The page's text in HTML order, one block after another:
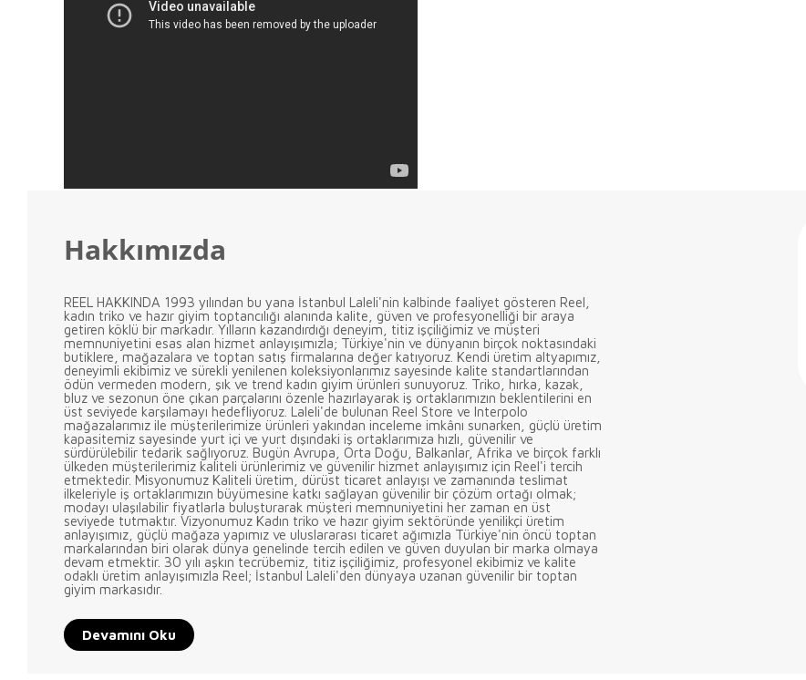
Hakkımızda
REEL HAKKINDA 1993 yılından bu yana İstanbul Laleli'nin kalbinde faaliyet gösteren Reel,
kadın triko ve hazır giyim toptancılığı alanında kalite, güven ve profesyonelliği bir araya
getiren köklü bir markadır. Yılların kazandırdığı deneyim, titiz işçiliğimiz ve müşteri
memnuniyetini esas alan hizmet anlayışımızla; Türkiye'nin ve dünyanın birçok noktasındaki
butiklere, mağazalara ve toptan satış firmalarına değer katıyoruz. Kendi üretim altyapımız,
deneyimli ekibimiz ve sürekli yenilenen koleksiyonlarımız sayesinde kalite standartlarından
ödün vermeden modern, şık ve trend kadın giyim ürünleri sunuyoruz. Triko, hırka, kazak,
bluz ve sezonun öne çıkan parçalarını özenle hazırlayarak iş ortaklarımızın beklentilerini en
üst seviyede karşılamayı hedefliyoruz. Laleli'de bulunan Reel Store ve Interpolo
mağazalarımız ile müşterilerimize ürünleri yakından inceleme imkânı sunarken, güçlü üretim
kapasitemiz sayesinde yurt içi ve yurt dışındaki iş ortaklarımıza hızlı, güvenilir ve
sürdürülebilir tedarik sağlıyoruz. Bugün Avrupa, Orta Doğu, Balkanlar, Afrika ve birçok farklı
ülkeden müşterilerimiz kaliteli ürünlerimiz ve güvenilir hizmet anlayışımız için Reel'i tercih
etmektedir. Misyonumuz Kaliteli üretim, dürüst ticaret anlayışı ve zamanında teslimat
ilkeleriyle iş ortaklarımızın büyümesine katkı sağlayan güvenilir bir çözüm ortağı olmak;
modayı ulaşılabilir fiyatlarla buluşturarak müşteri memnuniyetini her zaman en üst
seviyede tutmaktır. Vizyonumuz Kadın triko ve hazır giyim sektöründe yenilikçi üretim
anlayışımız, güçlü mağaza yapımız ve uluslararası ticaret ağımızla Türkiye'nin öncü toptan
markalarından biri olarak dünya genelinde tercih edilen ve güven duyulan bir marka olmaya
devam etmektir. 30 yılı aşkın tecrübemiz, titiz işçiliğimiz, profesyonel ekibimiz ve kalite
odaklı üretim anlayışımızla Reel; İstanbul Laleli'den dünyaya uzanan güvenilir bir toptan
giyim markasıdır.
Devamını Oku